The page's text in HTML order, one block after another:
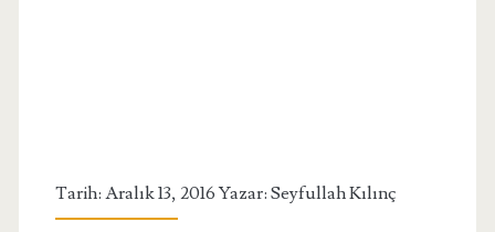
Tarih: Aralık 13, 2016 Yazar: Seyfullah Kılınç